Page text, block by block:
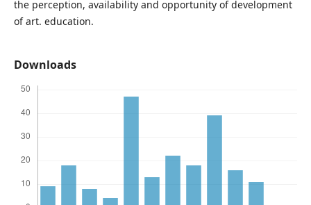
the perception, availability and opportunity of development
of art. education.
Downloads